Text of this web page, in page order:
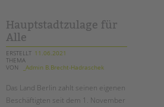
da!
Hauptstadtzulage für
Alle
ERSTELLT 11.06.2021
THEMA
VON
_Admin B.Brecht-Hadraschek
Das Land Berlin zahlt seinen eigenen
Beschäftigten seit dem 1. November